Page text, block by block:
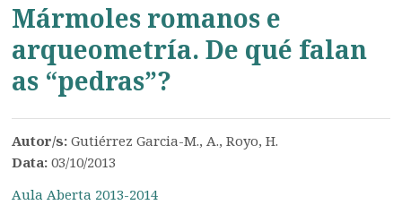
Mármoles romanos e
arqueometría. De qué falan
as “pedras”?
Autor/s:Gutiérrez Garcia-M., A., Royo, H.
Data:03/10/2013
Aula Aberta 2013-2014